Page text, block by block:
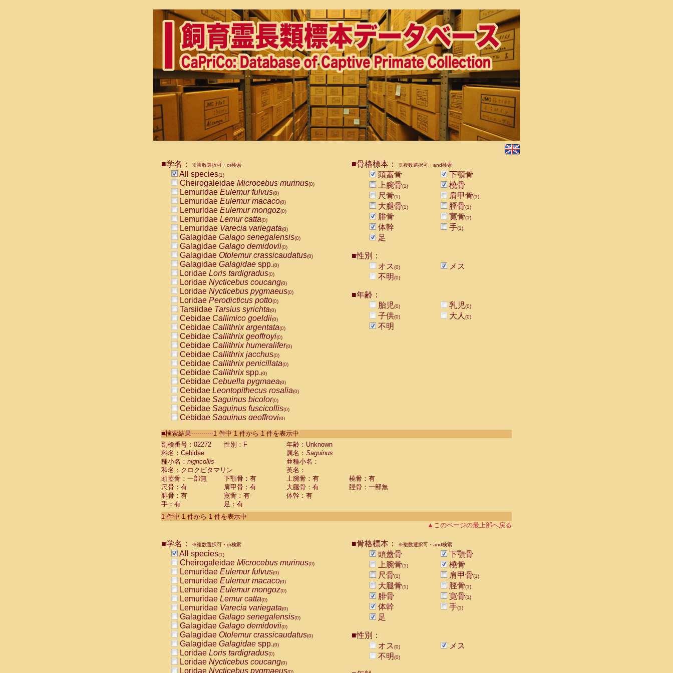
■学名： ※複数選択可・or検索
All species(1)
Cheirogaleidae Microcebus murinus(0)
Lemuridae Eulemur fulvus(0)
Lemuridae Eulemur macaco(0)
Lemuridae Eulemur mongoz(0)
Lemuridae Lemur catta(0)
Lemuridae Varecia variegata(0)
Galagidae Galago senegalensis(0)
Galagidae Galago demidovii(0)
Galagidae Otolemur crassicaudatus(0)
Galagidae Galagidae spp.(0)
Loridae Loris tardigradus(0)
Loridae Nycticebus coucang(0)
Loridae Nycticebus pygmaeus(0)
Loridae Perodicticus potto(0)
Tarsiidae Tarsius syrichta(0)
Cebidae Callimico goeldii(0)
Cebidae Callithrix argentata(0)
Cebidae Callithrix geoffroyi(0)
Cebidae Callithrix humeralifer(0)
Cebidae Callithrix jacchus(0)
Cebidae Callithrix penicillata(0)
Cebidae Callithrixspp.(0)
Cebidae Cebuella pygmaea(0)
Cebidae Leontopithecus rosalia(0)
Cebidae Saguinus bicolor(0)
Cebidae Saguinus fuscicollis(0)
Cebidae Saguinus geoffroyi(0)
CebidaeSaguinus labiatus(0)
Cebidae Saguinus leucopus (0)
Cebidae
CebidaeSaguinus mystax
CebidaeSaguinus nigricollis (1)
Cebidae Saguinus oedipus
Cebidae Saguinus weddelli
Cebidae Saguinusspp.
Cebidae Aotus trivirgatus
Cebidae Cebus albifrons
CebidaeCebus nigrivittatus
CebidaeCebus
CebidaeSaimiri boliviensis(0)
CebidaeSaimiri sciureus(0)
AtelidaeAlouatta caraya(0)
AtelidaeAlouatta fusca(0)
AtelidaeAlouatta seniculus
AtelidaeAlouattaspp.(0)
AtelidaeAteles belzebuth(0)
AtelidaeAteles geoffroyi(0)
AtelidaeAteles paniscus(0)
AtelidaeAtelesspp.(0)
Atelidae Lagothrix lagothricha
AtelidaeLagothrix lagothricha cana
PitheciidaeCacajao calvus rubicundus
■骨格標本： ※複数選択可・and検索
頭蓋骨
下顎骨
上腕骨(1)
橈骨
尺骨(1) 肩甲骨(1)
大腿骨(1) 脛骨(1)
腓骨 寛骨(1)
体幹 手(1)
足
■性別：
オス(0)
メス
不明(0)
■年齢：
胎児(0) 乳児(0)
子供(0) 大人 (0)
不明
■検索結果-----------1 件中 1 件から 1 件を表示中
剖検番号：02272
性別：F
年齢：Unknown
科名：Cebidae
属名： Saguinus
種小名： nigricollis
亜種小名：
和名：クロクビタマリン
英名：
頭蓋骨：一部無
下顎骨：有 上腕骨：有
橈骨：有
尺骨：有
肩甲骨：有 大腿骨：有
脛骨：一部無
腓骨：有
寛骨：有
体幹：有
手：有
足：有
1 件中 1 件から 1 件を表示中
▲このページの最上部へ戻る
■学名： ※複数選択可・or検索
All species(1)
Cheirogaleidae Microcebus murinus(0)
Lemuridae Eulemur fulvus(0)
Lemuridae Eulemur macaco(0)
Lemuridae Eulemur mongoz(0)
Lemuridae Lemur catta(0)
Lemuridae Varecia variegata(0)
Galagidae Galago senegalensis(0)
Galagidae Galago demidovii(0)
Galagidae Otolemur crassicaudatus(0)
Galagidae Galagidae spp.(0)
Loridae Loris tardigradus(0)
Loridae Nycticebus coucang(0)
Loridae Nycticebus pygmaeus(0)
■骨格標本： ※複数選択可・and検索
頭蓋骨
下顎骨
上腕骨(1)
橈骨
尺骨(1) 肩甲骨(1)
大腿骨(1) 脛骨(1)
腓骨 寛骨(1)
体幹 手(1)
足
■性別：
オス(0)
メス
不明(0)